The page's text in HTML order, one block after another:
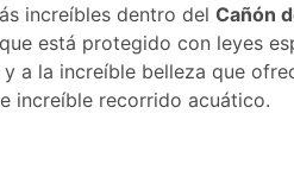
increíbles dentro del Cañón
está protegido con leyes
a la increíble belleza que
increíble recorrido acuático.